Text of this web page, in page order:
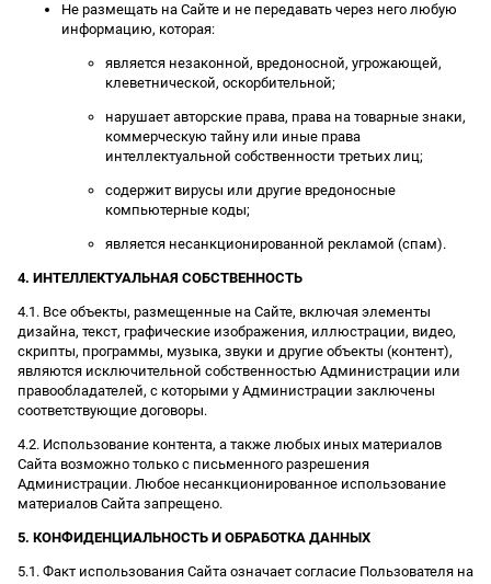
Не размещать на Сайте и не передавать через него любую
информацию, которая:
является незаконной, вредоносной, угрожающей,
клеветнической, оскорбительной;
нарушает авторские права, права на товарные знаки,
коммерческую тайну или иные права
интеллектуальной собственности третьих лиц;
содержит вирусы или другие вредоносные
компьютерные коды;
является несанкционированной рекламой (спам).
4. ИНТЕЛЛЕКТУАЛЬНАЯ СОБСТВЕННОСТЬ
4.1. Все объекты, размещенные на Сайте, включая элементы
дизайна, текст, графические изображения, иллюстрации, видео,
скрипты, программы, музыка, звуки и другие объекты (контент),
являются исключительной собственностью Администрации или
правообладателей, с которыми у Администрации заключены
соответствующие договоры.
4.2. Использование контента, а также любых иных материалов
Сайта возможно только с письменного разрешения
Администрации. Любое несанкционированное использование
материалов Сайта запрещено.
5. КОНФИДЕНЦИАЛЬНОСТЬ И ОБРАБОТКА ДАННЫХ
5.1. Факт использования Сайта означает согласие Пользователя на